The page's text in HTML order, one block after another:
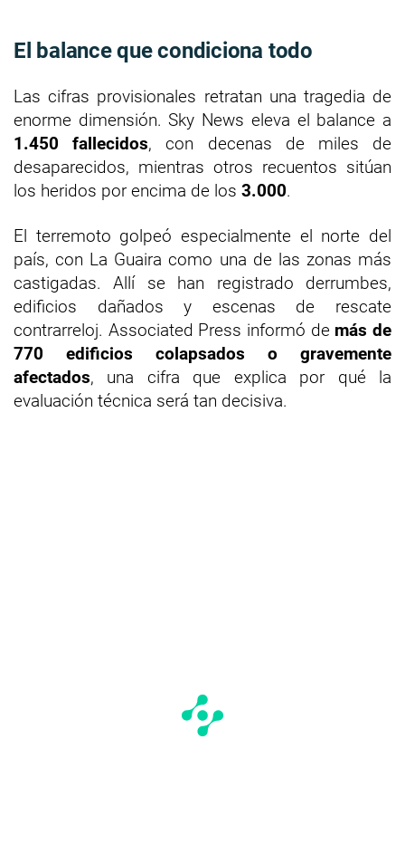
El balance que condiciona todo
Las cifras provisionales retratan una tragedia de
enorme dimensión. Sky News eleva el balance a
1.450 fallecidos, con decenas de miles de
desaparecidos, mientras otros recuentos sitúan
los heridos por encima de los 3.000.
El terremoto golpeó especialmente el norte del
país, con La Guaira como una de las zonas más
castigadas. Allí se han registrado derrumbes,
edificios dañados y escenas de rescate
contrarreloj. Associated Press informó de más de
770 edificios colapsados o gravemente
afectados, una cifra que explica por qué la
evaluación técnica será tan decisiva.